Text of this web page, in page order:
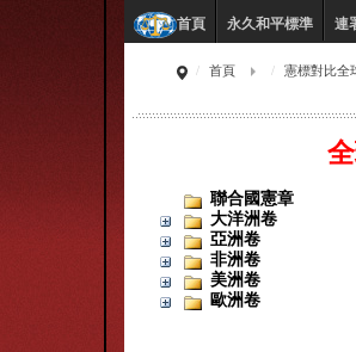
首頁 永久和平標準 連
首頁 憲標對比全
聯合國憲章
大洋洲卷
亞洲卷
非洲卷
美洲卷
歐洲卷